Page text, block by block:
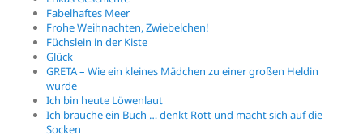
Fabelhaftes Meer
Frohe Weihnachten, Zwiebelchen!
Füchslein in der Kiste
Glück
GRETA – Wie ein kleines Mädchen zu einer großen Heldin
wurde
Ich bin heute Löwenlaut
Ich brauche ein Buch … denkt Rott und macht sich auf die
Socken